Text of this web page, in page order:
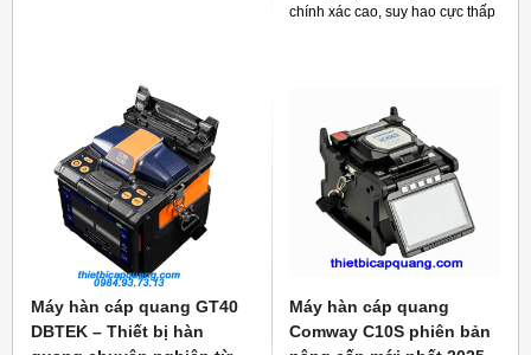
chính xác cao, suy hao cực thấp
Máy hàn cáp quang GT40
DBTEK – Thiết bị hàn
Máy hàn cáp quang
Comway C10S phiên bản